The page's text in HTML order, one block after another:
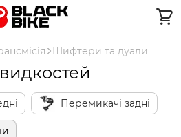
Шифтери та дуали
Перемикачі задні